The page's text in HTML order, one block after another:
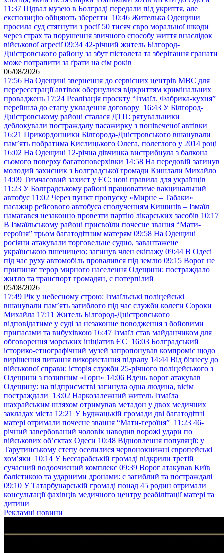
11:37 Підвал музею в Болграді передали під укриття, але
експозицію обіцяють зберегти 10:46 Жителька Одещини
просила суд стягнути з росії 50 тисяч євро моральної шкоди
через страх та порушення звичного способу життя внаслідок
військової агресії 09:34 42-річний житель Білгород-
Дністровського району за збут пістолета та зберігання гранати
може потрапити за ґрати на сім років
06/08/2026
17:56 На Одещині звернення до сервісних центрів МВС для
перереєстрації автівок обернулися відкриттям кримінальних
проваджень 17:24 Реалізація проєкту “Ізмаїл. Фабрика-кухня”
перейшла до етапу укладення договору 16:43 У Білгород-
Дністровському районі сталася ДТП: рятувальники
деблокували постраждалу пасажирку з понівеченої автівки
16:21 Прикордонники Білгорода-Дністровського вшанували
пам’ять побратима Кислицького Олега, полеглого у 2014 році
16:02 На Одещині 12-річна дівчинка вистрибнула з балкона
сьомого поверху багатоповерхівки 14:58 На передовій загинув
молодий захисник з Болградської громади Кишлали Михайло
14:09 Тимчасовий захист у ЄС: нові правила для українців
11:23 У Болградському районі працюватиме вакцинальний
автобус 11:02 Через пункт пропуску «Мирне – Табаки»
пасажир рейсового автобуса сполученням Кишинів – Ізмаїл
намагався незаконно провезти партію лікарських засобів 10:17
В Ізмаїльському районі присвоїли почесне звання “Мати-
героїня” трьом багатодітним матерям 09:58 На Одещині
росіяни атакували торговельне судно, завантажене
українською пшеницею: загинув член екіпажу 09:44 В Одесі
під час руху автомобіль провалився під землю 09:15 Ворог не
припиняє терор мирного населення Одещини: постраждало
житло та транспорт громадян, є потерпілий
05/08/2026
17:49 Рік у небесному строю: Ізмаїльські поліцейські
вшанували пам’ять загиблого під час служби колеги Сороки
Михайла 17:11 Житель Білгород-Дністровського
відповідатиме у суді за незаконне поводження з бойовими
припасами та вибухівкою 16:47 Ізмаїл став майданчиком для
обговорення морських ініціатив ЄС 16:03 Болградський
історико-етнографічний музей запропонував компроміс щодо
вирішення питання використання підвалу 14:44 Від бізнесу до
військової справи: історія служби 25-річного поліцейського з
Одещини з позивним «Горн» 14:06 Вдень ворог атакував
Одещину: на підприємстві загинула одна людина, вісім
постраждали 13:02 Наркозалежний житель Ізмаїла
шахрайським шляхом отримував метадон у двох медичних
закладах міста 12:21 У Буджацькій громади дві багатодітні
матері отримали почесне звання “Мати-героїня” 11:23 46-
річний завербований чоловік наводив ворожі удари по
військових обʼєктах Одеси 10:48 Відновлення популяції: у
Тарутинському степу оселилися червонокнижні європейські
хом’яки 10:14 У Бессарабській громаді відкрили третій
сучасний водоочисний комплекс 09:39 Ворог атакував Київ
балістикою та ударними дронами: є загиблий та постраждалі
09:10 У Татарбунарській громаді понад 45 родин отримали
консультації фахівців медичного центру реабілітації матері та
дитини
Рекламні новини